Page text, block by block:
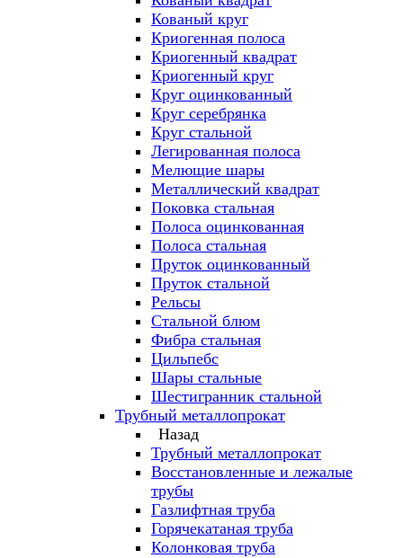
Кованый круг
Криогенная полоса
Криогенный квадрат
Криогенный круг
Круг оцинкованный
Круг серебрянка
Круг стальной
Легированная полоса
Мелющие шары
Металлический квадрат
Поковка стальная
Полоса оцинкованная
Полоса стальная
Пруток оцинкованный
Пруток стальной
Рельсы
Стальной блюм
Фибра стальная
Цильпебс
Шары стальные
Шестигранник стальной
Трубный металлопрокат
Назад
Трубный металлопрокат
Восстановленные и лежалые
трубы
Газлифтная труба
Горячекатаная труба
Колонковая труба